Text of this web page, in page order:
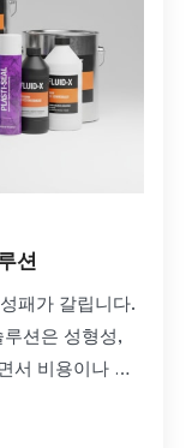
션
패가 갈립니다.
션은 성형성,
서 비용이나 일
택으로 변환하